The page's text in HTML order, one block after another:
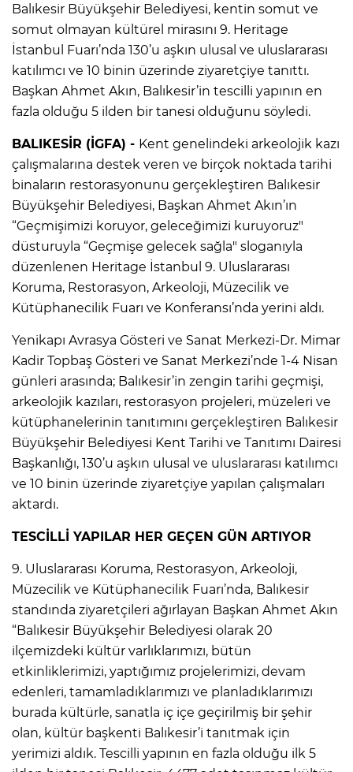
Balıkesir Büyükşehir Belediyesi, kentin somut ve
somut olmayan kültürel mirasını 9. Heritage
İstanbul Fuarı’nda 130’u aşkın ulusal ve uluslararası
katılımcı ve 10 binin üzerinde ziyaretçiye tanıttı.
Başkan Ahmet Akın, Balıkesir’in tescilli yapının en
fazla olduğu 5 ilden bir tanesi olduğunu söyledi.
BALIKESİR (İGFA) - Kent genelindeki arkeolojik kazı
çalışmalarına destek veren ve birçok noktada tarihi
binaların restorasyonunu gerçekleştiren Balıkesir
Büyükşehir Belediyesi, Başkan Ahmet Akın’ın
“Geçmişimizi koruyor, geleceğimizi kuruyoruz"
düsturuyla “Geçmişe gelecek sağla" sloganıyla
düzenlenen Heritage İstanbul 9. Uluslararası
Koruma, Restorasyon, Arkeoloji, Müzecilik ve
Kütüphanecilik Fuarı ve Konferansı’nda yerini aldı.
Yenikapı Avrasya Gösteri ve Sanat Merkezi-Dr. Mimar
Kadir Topbaş Gösteri ve Sanat Merkezi’nde 1-4 Nisan
günleri arasında; Balıkesir’in zengin tarihi geçmişi,
arkeolojik kazıları, restorasyon projeleri, müzeleri ve
kütüphanelerinin tanıtımını gerçekleştiren Balıkesir
Büyükşehir Belediyesi Kent Tarihi ve Tanıtımı Dairesi
Başkanlığı, 130’u aşkın ulusal ve uluslararası katılımcı
ve 10 binin üzerinde ziyaretçiye yapılan çalışmaları
aktardı.
TESCİLLİ YAPILAR HER GEÇEN GÜN ARTIYOR
9. Uluslararası Koruma, Restorasyon, Arkeoloji,
Müzecilik ve Kütüphanecilik Fuarı’nda, Balıkesir
standında ziyaretçileri ağırlayan Başkan Ahmet Akın
“Balıkesir Büyükşehir Belediyesi olarak 20
ilçemizdeki kültür varlıklarımızı, bütün
etkinliklerimizi, yaptığımız projelerimizi, devam
edenleri, tamamladıklarımızı ve planladıklarımızı
burada kültürle, sanatla iç içe geçirilmiş bir şehir
olan, kültür başkenti Balıkesir’i tanıtmak için
yerimizi aldık. Tescilli yapının en fazla olduğu ilk 5